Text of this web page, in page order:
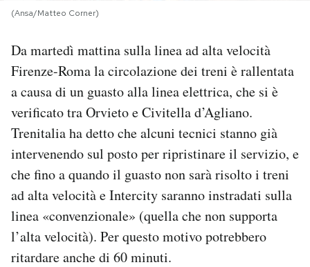
CALENDARIO
AREA PERSONALE
Area Personale
Newsletter
Notifiche mobile
Regala il Post
Hai bisogno di aiuto?
(Ansa/Matteo Corner)
Da martedì mattina sulla linea ad alta velocità
Firenze-Roma la circolazione dei treni è rallentata
a causa di un guasto alla linea elettrica, che si è
verificato tra Orvieto e Civitella d’Agliano.
Trenitalia ha detto che alcuni tecnici stanno già
intervenendo sul posto per ripristinare il servizio, e
che fino a quando il guasto non sarà risolto i treni
ad alta velocità e Intercity saranno instradati sulla
linea «convenzionale» (quella che non supporta
l’alta velocità). Per questo motivo potrebbero
ritardare anche di 60 minuti.